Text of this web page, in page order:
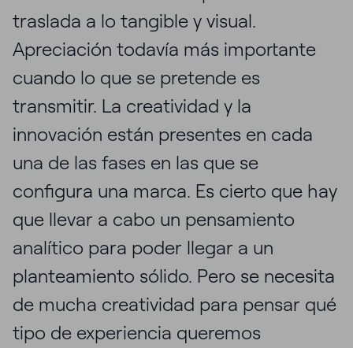
traslada a lo tangible y visual.
Apreciación todavía más importante
cuando lo que se pretende es
transmitir. La creatividad y la
innovación están presentes en cada
una de las fases en las que se
configura una marca. Es cierto que hay
que llevar a cabo un pensamiento
analítico para poder llegar a un
planteamiento sólido. Pero se necesita
de mucha creatividad para pensar qué
tipo de experiencia queremos